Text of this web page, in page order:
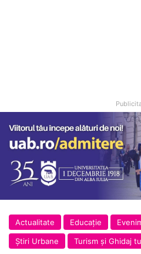
Actualitate Educație
Ştiri Urbane
Turism și Ghidaj